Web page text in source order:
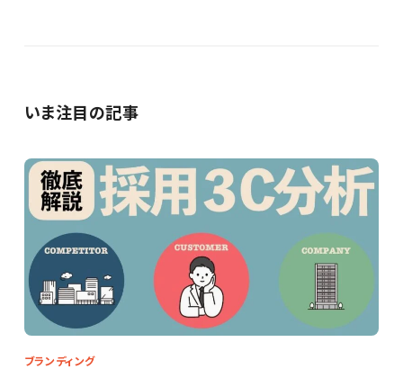
いま注目の記事
ブランディング